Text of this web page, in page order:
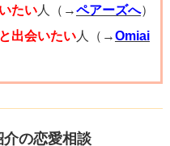
出すのが難しいので、ま
を肩代わりする方がスマ
送迎の場合は、最低でも
う。
たい人（→ペアーズへ）
出会いたい人（→Omiai
の恋愛相談